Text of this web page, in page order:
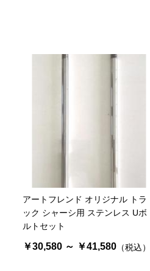
アートフレンド オリジナル トラ
ック シャーシ用 ステンレス Uボ
ルトセット
￥30,580 ～ ￥41,580 （税込）